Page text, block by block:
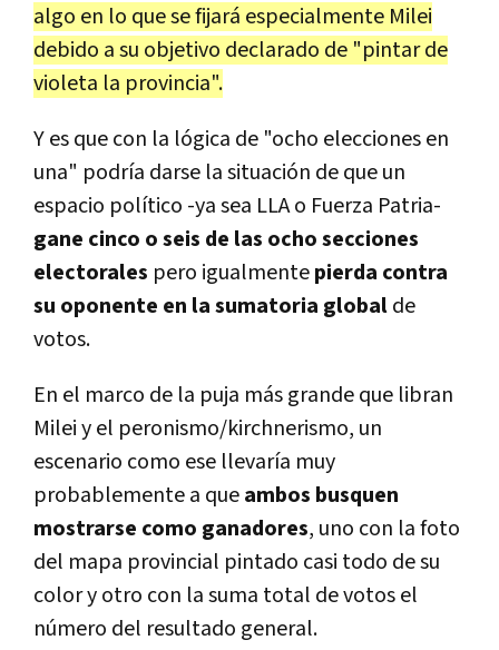
algo en lo que se fijará especialmente Milei
debido a su objetivo declarado de "pintar de
violeta la provincia".
Y es que con la lógica de "ocho elecciones en
una" podría darse la situación de que un
espacio político -ya sea LLA o Fuerza Patria-
gane cinco o seis de las ocho secciones
electorales pero igualmentepierda contra
su oponente en la sumatoria globalde
votos.
En el marco de la puja más grande que libran
Milei y el peronismo/kirchnerismo, un
escenario como ese llevaría muy
probablemente a queambos busquen
mostrarse como ganadores, uno con la foto
del mapa provincial pintado casi todo de su
color y otro con la suma total de votos el
número del resultado general.